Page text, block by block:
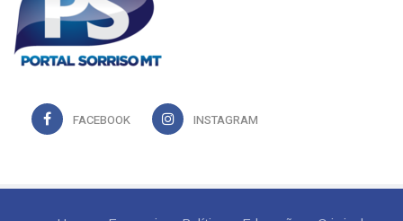
FACEBOOK INSTAGRAM